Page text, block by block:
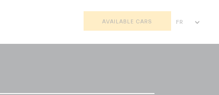
AVAILABLE CARS
FR